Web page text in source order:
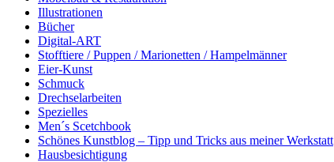
Illustrationen
Bücher
Digital-ART
Stofftiere / Puppen / Marionetten / Hampelmänner
Eier-Kunst
Schmuck
Drechselarbeiten
Spezielles
Men´s Scetchbook
Schönes Kunstblog – Tipp und Tricks aus meiner Werkstatt
Hausbesichtigung